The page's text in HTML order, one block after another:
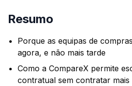
Resumo
Porque as equipas de
agora, e não mais tarde
Como a CompareX permite
contratual sem contratar mais